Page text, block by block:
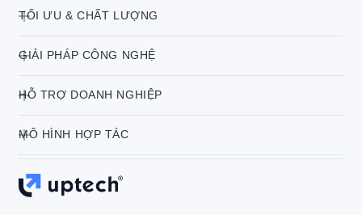
TỐI ƯU & CHẤT LƯỢNG
GIẢI PHÁP CÔNG NGHỆ
HỖ TRỢ DOANH NGHIỆP
MÔ HÌNH HỢP TÁC